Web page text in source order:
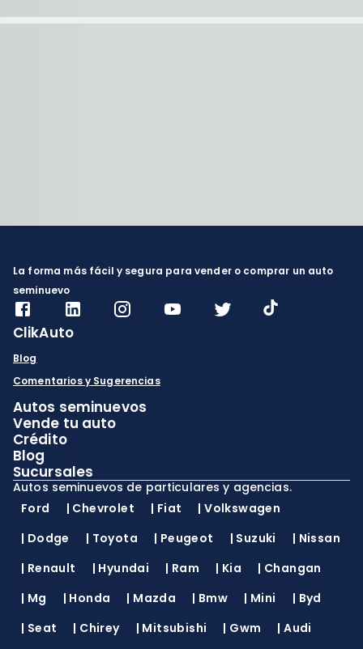
La forma más fácil y segura para vender o comprar un auto
seminuevo
ClikAuto
Blog
Comentarios y Sugerencias
Autos seminuevos
Vende tu auto
Crédito
Blog
Sucursales
Autos seminuevos de particulares y agencias.
Ford
| Chevrolet | Fiat |Volkswagen
| Dodge | Toyota | Peugeot | Suzuki | Nissan
| Renault | Hyundai | Ram | Kia | Changan
| Mg | Honda | Mazda | Bmw | Mini | Byd
| Seat | Chirey | Mitsubishi | Gwm |Audi